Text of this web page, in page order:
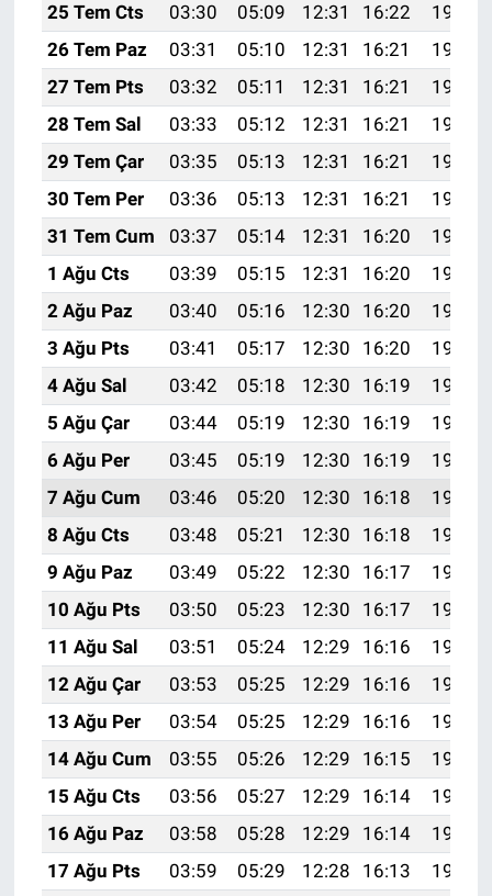
25 Tem Cts
03:30 05:09 12:31 16:22
19:42
26 Tem Paz
03:31 05:10 12:31 16:21
19:41
27 Tem Pts
03:32 05:11 12:31 16:21
19:41
28 Tem Sal
03:33 05:12 12:31 16:21
19:40
29 Tem Çar
03:35 05:13 12:31 16:21
19:39
30 Tem Per
03:36 05:13 12:31 16:21
19:38
31 Tem Cum
03:37 05:14 12:31 16:20
19:37
1 Ağu Cts
03:39 05:15 12:31 16:20
19:36
2 Ağu Paz
03:40 05:16 12:30 16:20
19:35
3 Ağu Pts
03:41 05:17 12:30 16:20
19:34
4 Ağu Sal
03:42 05:18 12:30 16:19
19:33
5 Ağu Çar
03:44 05:19 12:30 16:19
19:32
6 Ağu Per
03:45 05:19 12:30 16:19
19:31
7 Ağu Cum
03:46 05:20 12:30 16:18
19:30
8 Ağu Cts
03:48 05:21 12:30 16:18
19:29
9 Ağu Paz
03:49 05:22 12:30 16:17
19:28
10 Ağu Pts
03:50 05:23 12:30 16:17
19:26
11 Ağu Sal
03:51 05:24 12:29 16:16
19:25
12 Ağu Çar
03:53 05:25 12:29 16:16
19:24
13 Ağu Per
03:54 05:25 12:29 16:16
19:23
14 Ağu Cum
03:55 05:26 12:29 16:15
19:22
15 Ağu Cts
03:56 05:27 12:29 16:14
19:20
16 Ağu Paz
03:58 05:28 12:29 16:14
19:19
17 Ağu Pts
03:59 05:29 12:28 16:13
19:18